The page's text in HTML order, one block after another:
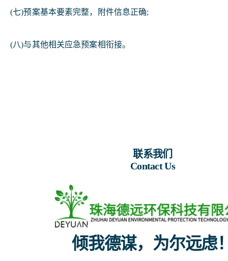
(七)预案基本要素完整，附件信息正确;
(八)与其他相关应急预案相衔接。
联系我们
Contact Us
倾我德谋，为尔远虑